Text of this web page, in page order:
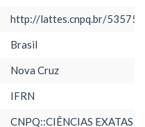
http://lattes.cnpq.br/
Brasil
Nova Cruz
IFRN
CNPQ::CIÊNCIAS EXATAS